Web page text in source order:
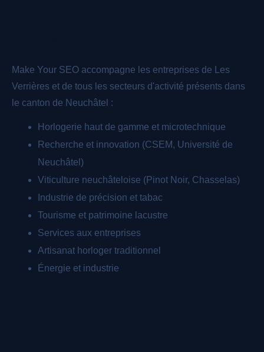
Make Your SEO accompagne les entreprises de Les
Verrières et de tous les secteurs d'activité présents dans
le canton de Neuchâtel :
Horlogerie haut de gamme et microtechnique
Recherche et innovation (CSEM, Université de
Neuchâtel)
Viticulture neuchâteloise (Pinot Noir, Chasselas)
Industrie de précision et tabac
Tourisme et patrimoine lacustre
Services aux entreprises
Artisanat horloger traditionnel
Énergie et industrie